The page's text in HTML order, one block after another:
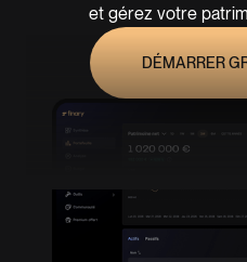
et gérez votre
DÉMARRER